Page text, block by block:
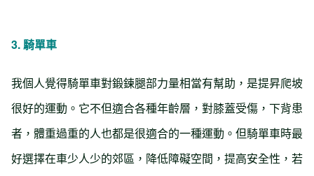
3.騎單車
我個人覺得騎單車對鍛鍊腿部力量相當有幫助，是提昇爬坡
很好的運動。它不但適合各種年齡層，對膝蓋受傷，下背患
者，體重過重的人也都是很適合的一種運動。但騎單車時最
好選擇在車少人少的郊區，降低障礙空間，提高安全性，若